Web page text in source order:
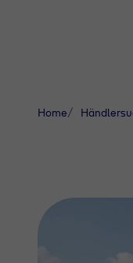
Home